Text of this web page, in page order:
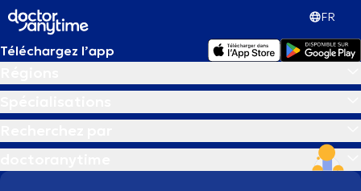
FR
Téléchargez l’app